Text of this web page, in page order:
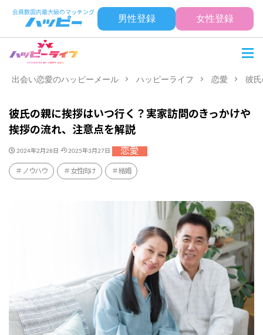
男性登録 女性登録
出会い恋愛のハッピーメール ハッピーライフ 恋愛 彼
彼氏の親に挨拶はいつ行く？実家訪問のきっかけや
挨拶の流れ、注意点を解説
2024年2月28日 2025年3月27日 恋愛
ノウハウ 女性向け 結婚